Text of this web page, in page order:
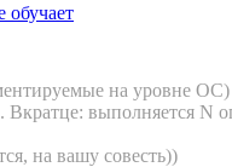
на уровне ОС)
Вкратце: выполняется
на вашу совесть))